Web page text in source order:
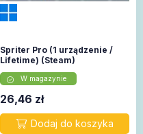
Spriter Pro (1 urządzenie /
Lifetime) (Steam)
W magazynie
26,46 zł